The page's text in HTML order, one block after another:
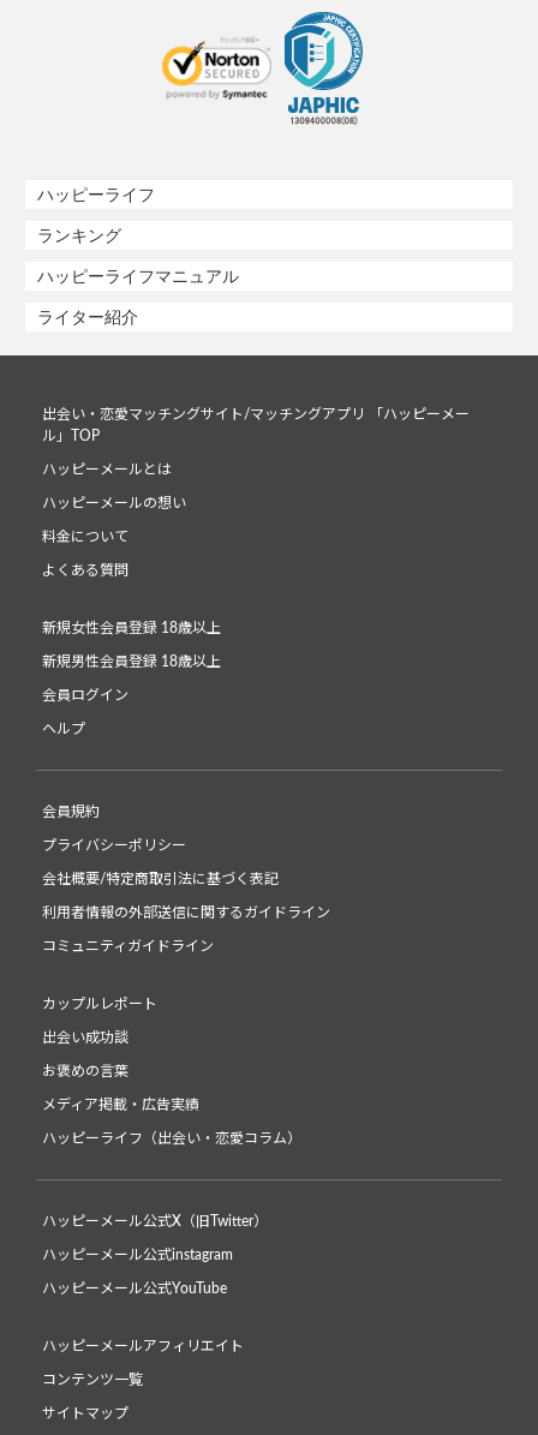
ハッピーライフ
ランキング
ハッピーライフマニュアル
ライター紹介
出会い・恋愛マッチングサイト/マッチングアプリ 「ハッピーメー
ル」TOP
ハッピーメールとは
ハッピーメールの想い
料金について
よくある質問
新規女性会員登録 18歳以上
新規男性会員登録 18歳以上
会員ログイン
ヘルプ
会員規約
プライバシーポリシー
会社概要/特定商取引法に基づく表記
利用者情報の外部送信に関するガイドライン
コミュニティガイドライン
カップルレポート
出会い成功談
お褒めの言葉
メディア掲載・広告実績
ハッピーライフ（出会い・恋愛コラム）
ハッピーメール公式X（旧Twitter）
ハッピーメール公式instagram
ハッピーメール公式YouTube
ハッピーメールアフィリエイト
コンテンツ一覧
サイトマップ